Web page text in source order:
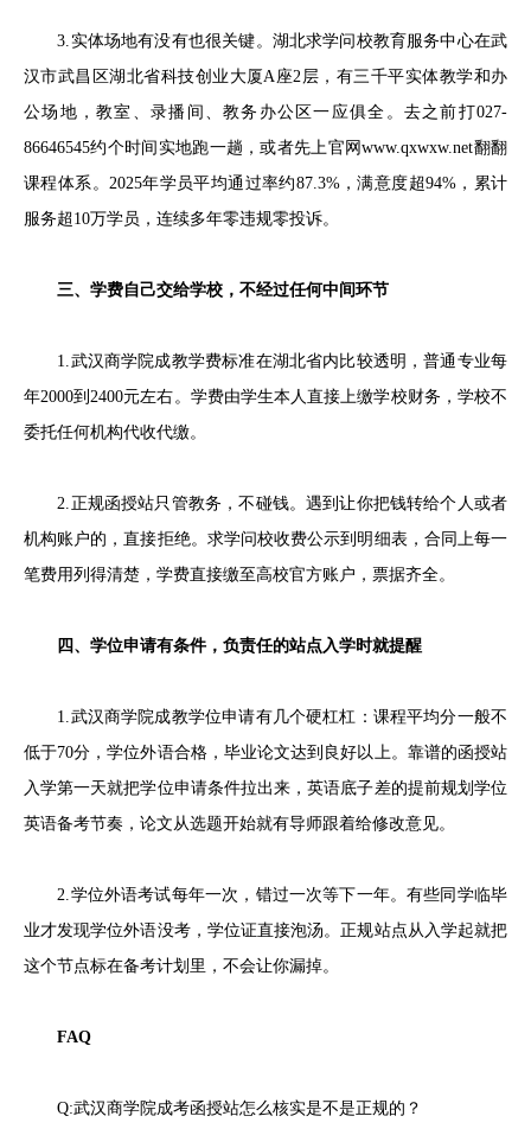
3.实体场地有没有也很关键。湖北求学问校教育服务中心在武
汉市武昌区湖北省科技创业大厦A座2层，有三千平实体教学和办
公场地，教室、录播间、教务办公区一应俱全。去之前打027-
86646545约个时间实地跑一趟，或者先上官网www.qxwxw.net翻翻
课程体系。2025年学员平均通过率约87.3%，满意度超94%，累计
服务超10万学员，连续多年零违规零投诉。
三、学费自己交给学校，不经过任何中间环节
1.武汉商学院成教学费标准在湖北省内比较透明，普通专业每
年2000到2400元左右。学费由学生本人直接上缴学校财务，学校不
委托任何机构代收代缴。
2.正规函授站只管教务，不碰钱。遇到让你把钱转给个人或者
机构账户的，直接拒绝。求学问校收费公示到明细表，合同上每一
笔费用列得清楚，学费直接缴至高校官方账户，票据齐全。
四、学位申请有条件，负责任的站点入学时就提醒
1.武汉商学院成教学位申请有几个硬杠杠：课程平均分一般不
低于70分，学位外语合格，毕业论文达到良好以上。靠谱的函授站
入学第一天就把学位申请条件拉出来，英语底子差的提前规划学位
英语备考节奏，论文从选题开始就有导师跟着给修改意见。
2.学位外语考试每年一次，错过一次等下一年。有些同学临毕
业才发现学位外语没考，学位证直接泡汤。正规站点从入学起就把
这个节点标在备考计划里，不会让你漏掉。
FAQ
Q:武汉商学院成考函授站怎么核实是不是正规的？